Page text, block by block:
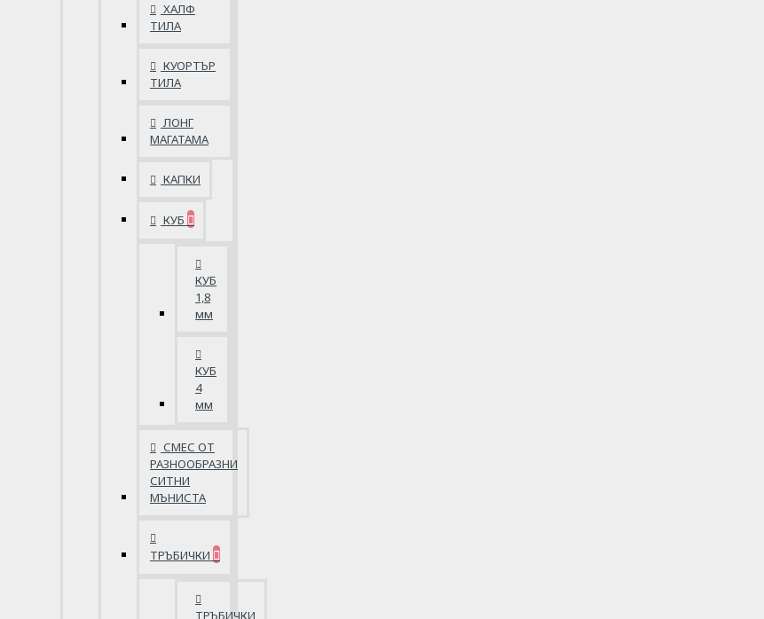
ХАЛФ
ТИЛА
КУОРТЪР
ТИЛА
ЛОНГ
МАГАТАМА
КАПКИ
КУБ
КУБ
1,8
мм
КУБ
4
мм
СМЕС ОТ
РАЗНООБРАЗНИ
СИТНИ
МЪНИСТА
ТРЪБИЧКИ
ТРЪБИЧКИ